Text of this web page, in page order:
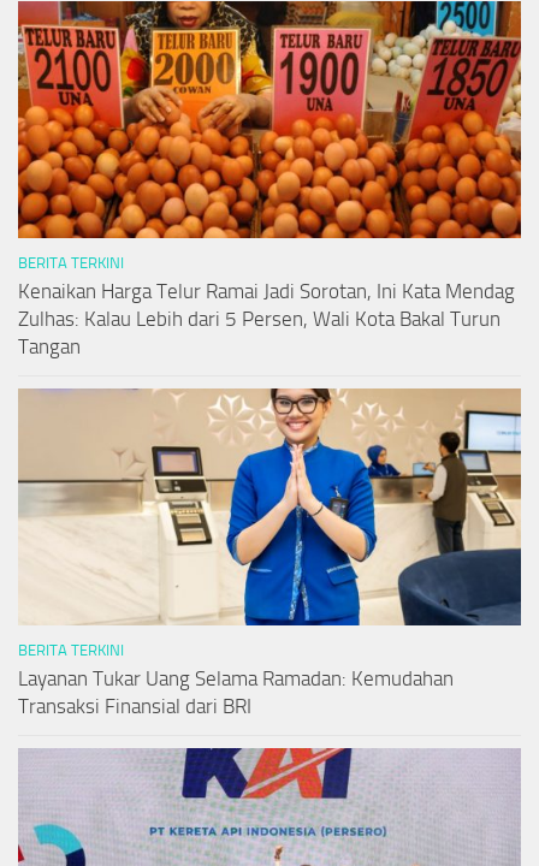
BERITA TERKINI
Kenaikan Harga Telur Ramai Jadi Sorotan, Ini Kata Mendag
Zulhas: Kalau Lebih dari 5 Persen, Wali Kota Bakal Turun
Tangan
BERITA TERKINI
Layanan Tukar Uang Selama Ramadan: Kemudahan
Transaksi Finansial dari BRI